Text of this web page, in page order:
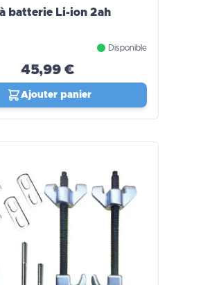
batterie Li-ion 2ah
Disponible
45,99 €
Ajouter panier